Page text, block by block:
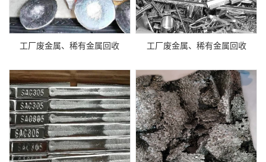
工厂废金属、稀有金属回收 工厂废金属、稀有金属回收